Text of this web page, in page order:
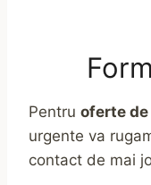
Pentru oferte
urgente va
contact de mai